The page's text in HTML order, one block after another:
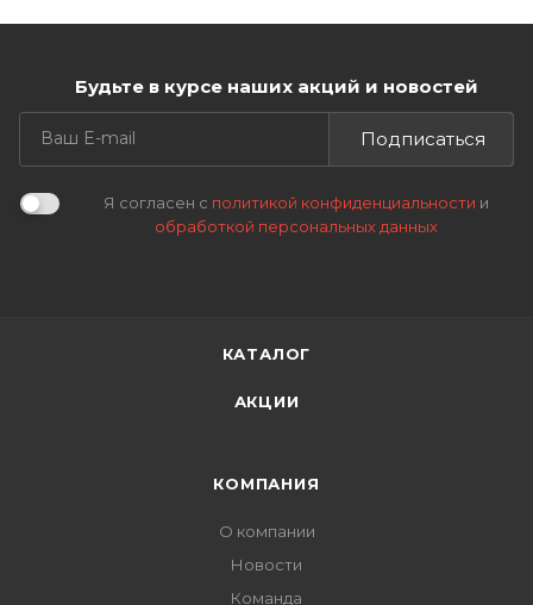
Будьте в курсе наших акций и новостей
Подписаться
Я согласен с политикой конфиденциальности и
обработкой персональных данных
КАТАЛОГ
АКЦИИ
КОМПАНИЯ
О компании
Новости
Команда